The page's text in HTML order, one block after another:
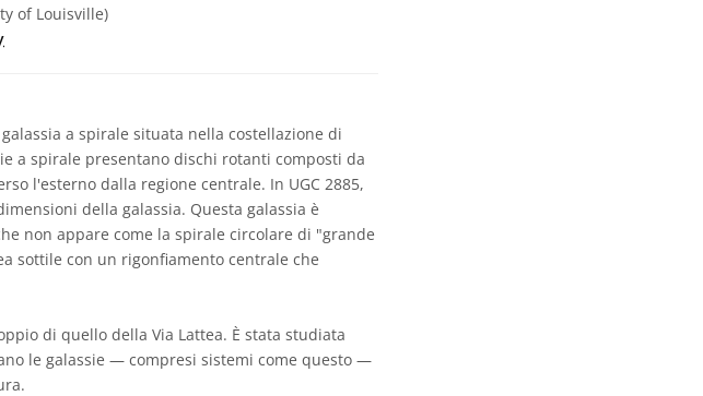
of Louisville)
a spirale situata nella costellazione di
a spirale presentano dischi rotanti composti da
l'esterno dalla regione centrale. In UGC 2885,
della galassia. Questa galassia è
non appare come la spirale circolare di "grande
sottile con un rigonfiamento centrale che
di quello della Via Lattea. È stata studiata
le galassie — compresi sistemi come questo —